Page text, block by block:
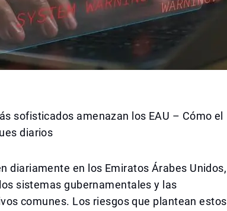
sofisticados amenazan los EAU – Cómo el
diarios
diariamente en los Emiratos Árabes Unidos,
sistemas gubernamentales y las
comunes. Los riesgos que plantean estos